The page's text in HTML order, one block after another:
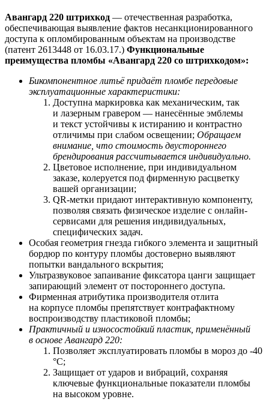
Авангард 220 штрихкод — отечественная разработка,
обеспечивающая выявление фактов несанкционированного
доступа к опломбированным объектам на производстве
(патент 2613448 от 16.03.17.) Функциональные
преимущества пломбы «Авангард 220 со штрихкодом»:
Бикомпонентное литьё придаёт пломбе передовые
эксплуатационные характеристики:
Доступна маркировка как механическим, так
и лазерным гравером — нанесённые эмблемы
и текст устойчивы к истиранию и контрастно
отличимы при слабом освещении; Обращаем
внимание, что стоимость двустороннего
брендирования рассчитывается индивидуально.
Цветовое исполнение, при индивидуальном
заказе, колеруется под фирменную расцветку
вашей организации;
QR-метки придают интерактивную компоненту,
позволяя связать физическое изделие с онлайн-
сервисами для решения индивидуальных,
специфических задач.
Особая геометрия гнезда гибкого элемента и защитный
бордюр по контуру пломбы достоверно выявляют
попытки вандального вскрытия;
Ультразвуковое запаивание фиксатора цанги защищает
запирающий элемент от постороннего доступа.
Фирменная атрибутика производителя отлита
на корпусе пломбы препятствует контрафактному
воспроизводству пластиковой пломбы;
Практичный и износостойкий пластик, применённый
в основе Авангард 220:
Позволяет эксплуатировать пломбы в мороз до -40
°С;
Защищает от ударов и вибраций, сохраняя
ключевые функциональные показатели пломбы
на высоком уровне.